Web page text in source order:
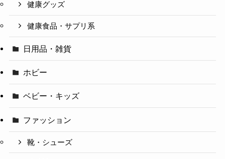
健康グッズ
健康食品・サプリ系
日用品・雑貨
ホビー
ベビー・キッズ
ファッション
靴・シューズ